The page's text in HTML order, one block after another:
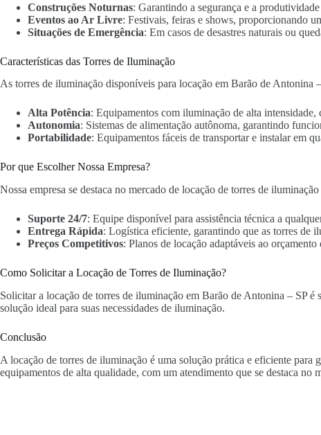
Construções Noturnas: Garantindo a segurança e a
Eventos ao Ar Livre: Festivais, feiras e shows, proporcionando
Situações de Emergência: Em casos de desastres naturais ou
Características das Torres de Iluminação
As torres de iluminação disponíveis para locação em Barão de Antonina
Alta Potência: Equipamentos com iluminação de alta intensidade,
Autonomia: Sistemas de alimentação autônoma, garantindo
Portabilidade: Equipamentos fáceis de transportar e instalar em
Por que Escolher Nossa Empresa?
Nossa empresa se destaca no mercado de locação de torres de
Suporte 24/7: Equipe disponível para assistência técnica a
Entrega Rápida: Logística eficiente, garantindo que as torres de
Preços Competitivos: Planos de locação adaptáveis ao orçamento
Como Solicitar a Locação de Torres de Iluminação?
Solicitar a locação de torres de iluminação em Barão de Antonina – SP
solução ideal para suas necessidades de iluminação.
Conclusão
A locação de torres de iluminação é uma solução prática e eficiente para
equipamentos de alta qualidade, com um atendimento que se destaca